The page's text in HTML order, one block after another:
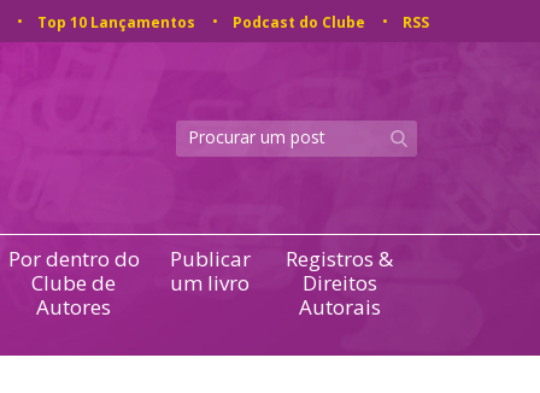
Top 10 Lançamentos Podcast do Clube RSS
Por dentro do
Clube de
Autores
Publicar
um livro
Registros &
Direitos
Autorais